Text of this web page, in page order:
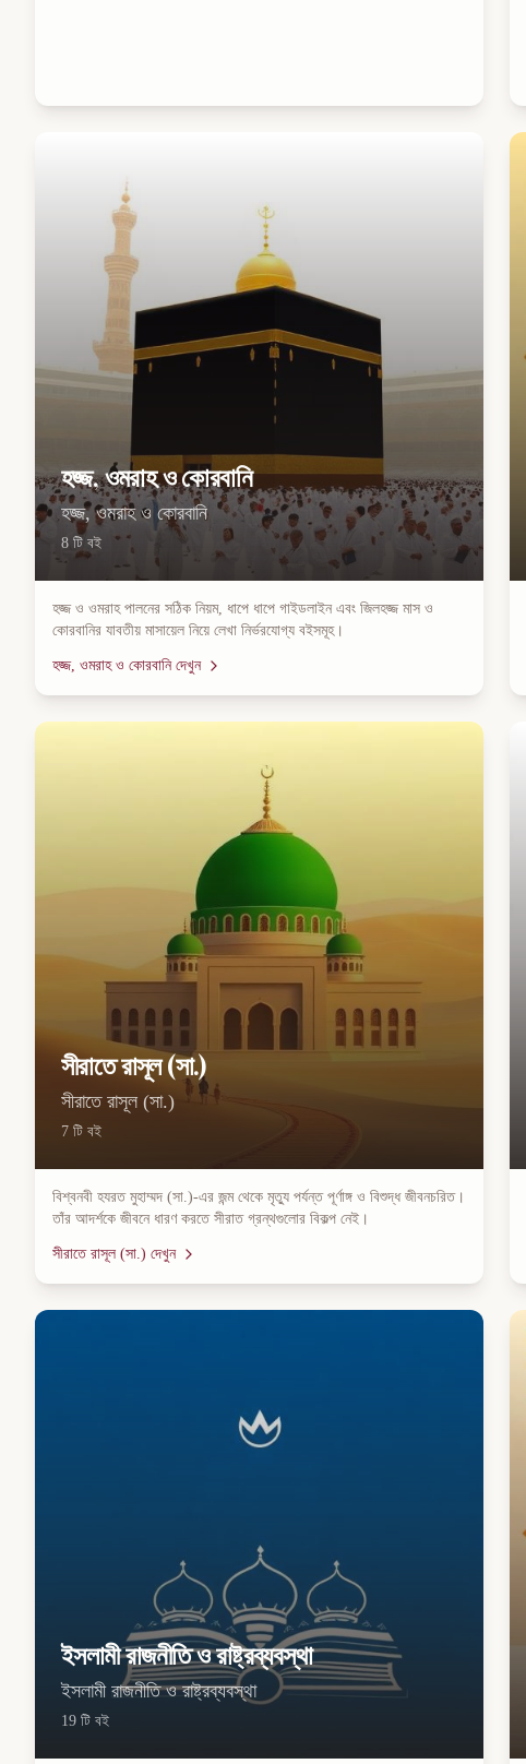
হজ্জ, ওমরাহ ও কোরবানি
হজ্জ, ওমরাহ ও কোরবানি
8 টি বই
হজ্জ ও ওমরাহ পালনের সঠিক নিয়ম, ধাপে ধাপে গাইডলাইন এবং জিলহজ্জ মাস ও
কোরবানির যাবতীয় মাসায়েল নিয়ে লেখা নির্ভরযোগ্য বইসমূহ।
হজ্জ, ওমরাহ ও কোরবানিদেখুন
সীরাতে রাসূল (সা.)
সীরাতে রাসূল (সা.)
7 টি বই
বিশ্বনবী হযরত মুহাম্মদ (সা.)-এর জন্ম থেকে মৃত্যু পর্যন্ত পূর্ণাঙ্গ ও বিশুদ্ধ জীবনচরিত।
তাঁর আদর্শকে জীবনে ধারণ করতে সীরাত গ্রন্থগুলোর বিকল্প নেই।
সীরাতে রাসূল (সা.) দেখুন
ইসলামী রাজনীতি ও রাষ্ট্রব্যবস্থা
ইসলামী রাজনীতি ও রাষ্ট্রব্যবস্থা
19 টি বই